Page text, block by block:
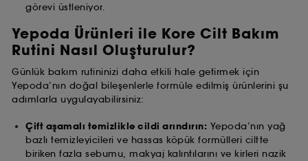
görevi üstleniyor.
Yepoda Ürünleri ile Kore Cilt Bakım
Rutini Nasıl Oluşturulur?
Günlük bakım rutininizi daha etkili hale getirmek için
Yepoda’nın doğal bileşenlerle formüle edilmiş ürünlerini şu
adımlarla uygulayabilirsiniz:
Çift aşamalı temizlikle cildi arındırın: Yepoda’nın yağ
bazlı temizleyicileri ve hassas köpük formülleri ciltte
biriken fazla sebumu, makyaj kalıntılarını ve kirleri nazik